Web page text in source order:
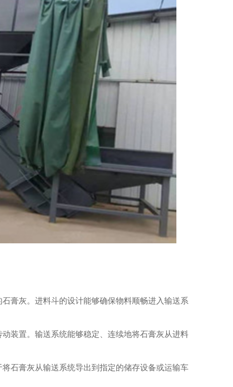
膏灰。进料斗的设计能够确保物料顺畅进入输送系
装置。输送系统能够稳定、连续地将石膏灰从进料
石膏灰从输送系统导出到指定的储存设备或运输车